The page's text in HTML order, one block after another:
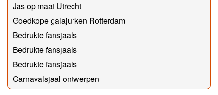
Jas op maat Utrecht
Goedkope galajurken Rotterdam
Bedrukte fansjaals
Bedrukte fansjaals
Bedrukte fansjaals
Carnavalsjaal ontwerpen